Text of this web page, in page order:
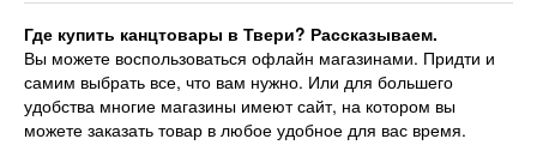
Где купить канцтовары в Твери? Рассказываем.
Вы можете воспользоваться офлайн магазинами. Придти и
самим выбрать все, что вам нужно. Или для большего
удобства многие магазины имеют сайт, на котором вы
можете заказать товар в любое удобное для вас время.